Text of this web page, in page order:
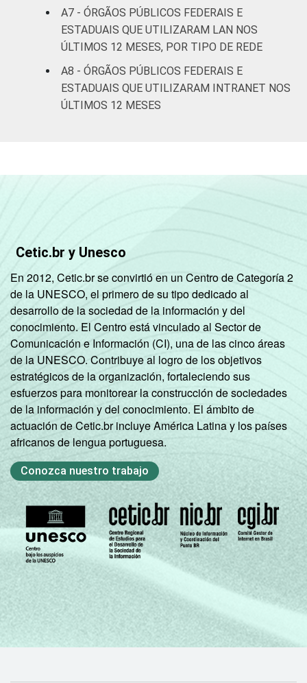
A7 - ÓRGÃOS PÚBLICOS FEDERAIS E
ESTADUAIS QUE UTILIZARAM LAN NOS
ÚLTIMOS 12 MESES, POR TIPO DE REDE
A8 - ÓRGÃOS PÚBLICOS FEDERAIS E
ESTADUAIS QUE UTILIZARAM INTRANET NOS
ÚLTIMOS 12 MESES
Cetic.br y Unesco
En 2012, Cetic.br se convirtió en un Centro de Categoría 2
de la UNESCO, el primero de su tipo dedicado al
desarrollo de la sociedad de la información y del
conocimiento. El Centro está vinculado al Sector de
Comunicación e Información (CI), una de las cinco áreas
de la UNESCO. Contribuye al logro de los objetivos
estratégicos de la organización, fortaleciendo sus
esfuerzos para monitorear la construcción de sociedades
de la información y del conocimiento. El ámbito de
actuación de Cetic.br incluye América Latina y los países
africanos de lengua portuguesa.
Conozca nuestro trabajo